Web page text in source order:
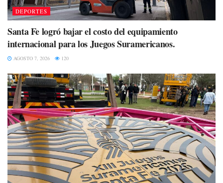
DEPORTES
Santa Fe logró bajar el costo del equipamiento
internacional para los Juegos Suramericanos.
AGOSTO 7, 2026 120